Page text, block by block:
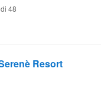
48
Resort